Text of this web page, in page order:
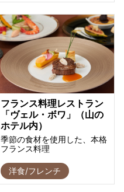
フランス料理レストラン
「ヴェル・ボワ」（山の
ホテル内）
季節の食材を使用した、本格
フランス料理
洋食/フレンチ